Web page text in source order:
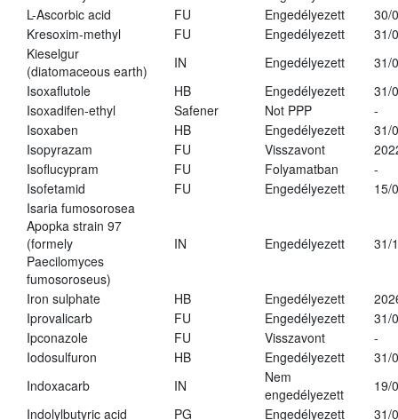
L-Ascorbic acid
FU Engedélyezett
30/
Kresoxim-methyl
FU Engedélyezett
31/
Kieselgur
(diatomaceous earth)
IN Engedélyezett
31/
Isoxaflutole
HB Engedélyezett
31/
Isoxadifen-ethyl
Safener Not PPP
-
Isoxaben
HB Engedélyezett
31/
Isopyrazam
FU Visszavont
Isoflucypram
FU Folyamatban
-
Isofetamid
FU Engedélyezett
15/
Isaria fumosorosea
Apopka strain 97
(formely
Paecilomyces
fumosoroseus)
IN Engedélyezett 31/
Iron sulphate HB Engedélyezett
Iprovalicarb
FU Engedélyezett
31/
Ipconazole
FU Visszavont
-
Iodosulfuron
HB Engedélyezett
31/
Indoxacarb
IN
Nem
engedélyezett
19/
Indolylbutyric acid
PG Engedélyezett
31/